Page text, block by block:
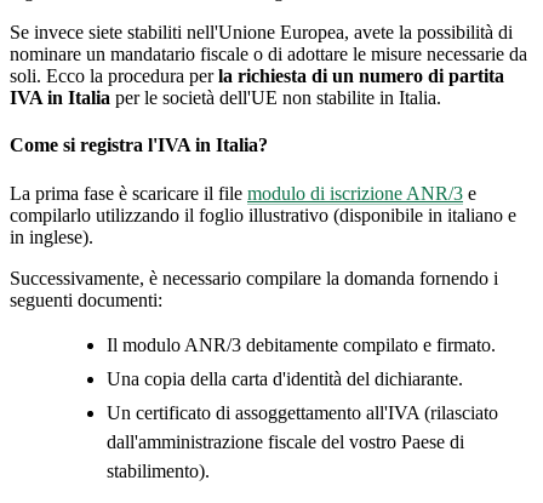
Se invece siete stabiliti nell'Unione Europea, avete la possibilità di
nominare un mandatario fiscale o di adottare le misure necessarie da
soli. Ecco la procedura perla richiesta di un numero di partita
IVA in Italia per le società dell'UE non stabilite in Italia.
Come si registra l'IVA in Italia?
La prima fase è scaricare il file modulo di iscrizione ANR/3 e
compilarlo utilizzando il foglio illustrativo (disponibile in italiano e
in inglese).
Successivamente, è necessario compilare la domanda fornendo i
seguenti documenti:
Il modulo ANR/3 debitamente compilato e firmato.
Una copia della carta d'identità del dichiarante.
Un certificato di assoggettamento all'IVA (rilasciato
dall'amministrazione fiscale del vostro Paese di
stabilimento).